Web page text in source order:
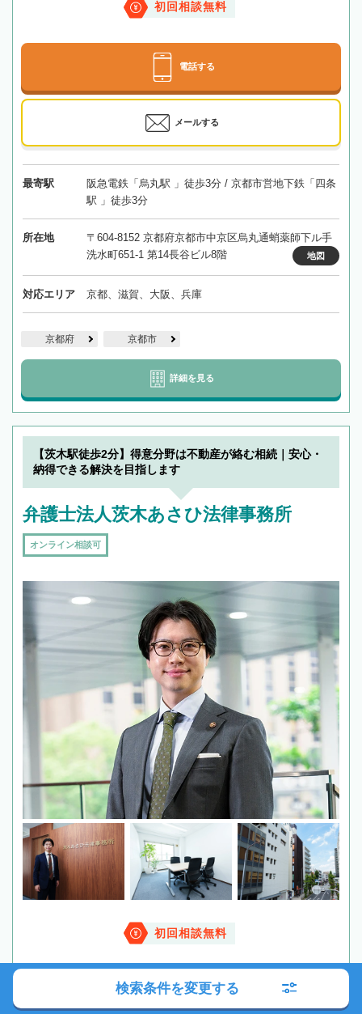
初回相談無料
電話する
メールする
最寄駅
阪急電鉄「烏丸駅 」徒歩3分 / 京都市営地下鉄「四条
駅 」徒歩3分
所在地
〒604-8152 京都府京都市中京区烏丸通蛸薬師下ル手
洗水町651-1 第14長谷ビル8階
地図
対応エリア 京都、滋賀、大阪、兵庫
京都府 京都市
詳細を見る
【茨木駅徒歩2分】得意分野は不動産が絡む相続｜安心・
納得できる解決を目指します
弁護士法人茨木あさひ法律事務所
オンライン相談可
初回相談無料
電話する
検索条件を変更する